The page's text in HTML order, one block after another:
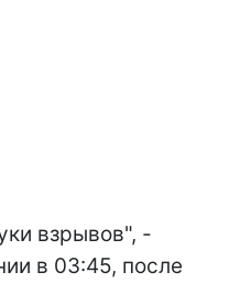
взрывов", -
в 03:45, после